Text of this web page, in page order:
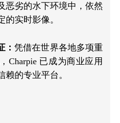
恶劣的水下环境中，依然
的实时影像。
：凭借在世界各地多项重
Charpie 已成为商业应用
赖的专业平台。